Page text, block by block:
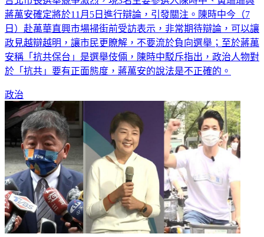
蔣萬安確定將於11月5日進行辯論，引發關注。陳時中今（7
日）赴萬華直興市場掃街前受訪表示，非常期待辯論，可以讓
政見越辯越明，讓市民更瞭解，不要流於負向選舉；至於蔣萬
安稱「抗共保台」是選舉伎倆，陳時中駁斥指出，政治人物對
於「抗共」要有正面態度，蔣萬安的說法是不正確的。
政治